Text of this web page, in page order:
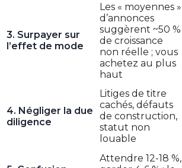
3. Surpayer sur
l’effet de mode
Les « moyennes »
d’annonces
suggèrent ~50 %
de croissance
non réelle ; vous
achetez au plus
haut
4. Négliger la due
diligence
Litiges de titre
cachés, défauts
de construction,
statut non
louable
Attendre 12-18 %,